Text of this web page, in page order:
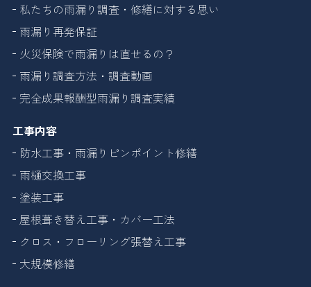
私たちの雨漏り調査・修繕に対する思い
雨漏り再発保証
火災保険で雨漏りは直せるの？
雨漏り調査方法・調査動画
完全成果報酬型雨漏り調査実績
工事内容
防水工事・雨漏りピンポイント修繕
雨樋交換工事
塗装工事
屋根葺き替え工事・カバー工法
クロス・フローリング張替え工事
大規模修繕